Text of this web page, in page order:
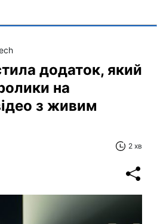
додаток, який
на
з живим
2 хв